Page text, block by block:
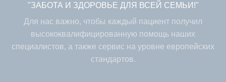
"ЗАБОТА И ЗДОРОВЬЕ ДЛЯ ВСЕЙ СЕМЬИ!"
Для нас важно, чтобы каждый пациент получил
высококвалифицированную помощь наших
специалистов, а также сервис на уровне европейских
стандартов.